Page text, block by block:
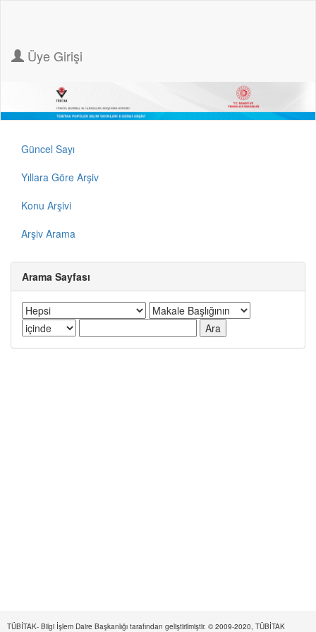
Üye Girişi
Güncel Sayı
Yıllara Göre Arşiv
Konu Arşivi
Arşiv Arama
Arama Sayfası
TÜBİTAK- Bilgi İşlem Daire Başkanlığı tarafından geliştirilmiştir. © 2009-2020, TÜBİTAK